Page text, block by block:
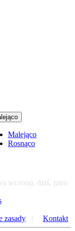
Malejąco
Rosnąco
wczoraj, dziś, jutro
zasady | Kontakt